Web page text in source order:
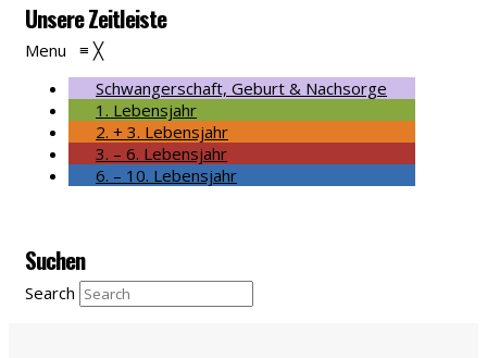
Unsere Zeitleiste
Menu ≡ ╳
Schwangerschaft, Geburt & Nachsorge
1. Lebensjahr
2. + 3. Lebensjahr
3. – 6. Lebensjahr
6. – 10. Lebensjahr
Suchen
Search